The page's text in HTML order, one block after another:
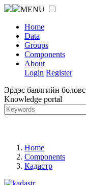
MENU
Home
Data
Groups
Components
About
Login Register
Эрдэс баялгийн
Knowledge portal
Home
Components
Кадастр